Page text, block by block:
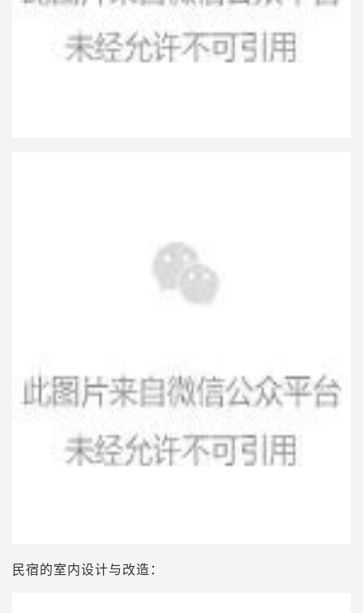
民宿的室内设计与改造：